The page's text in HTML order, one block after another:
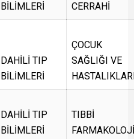
BİLİMLERİ CERRAHİ
DAHİLİ TIP
BİLİMLERİ
ÇOCUK
SAĞLIĞI VE
DAHİLİ TIP
BİLİMLERİ
TIBBİ
FARMAKOLOJİ